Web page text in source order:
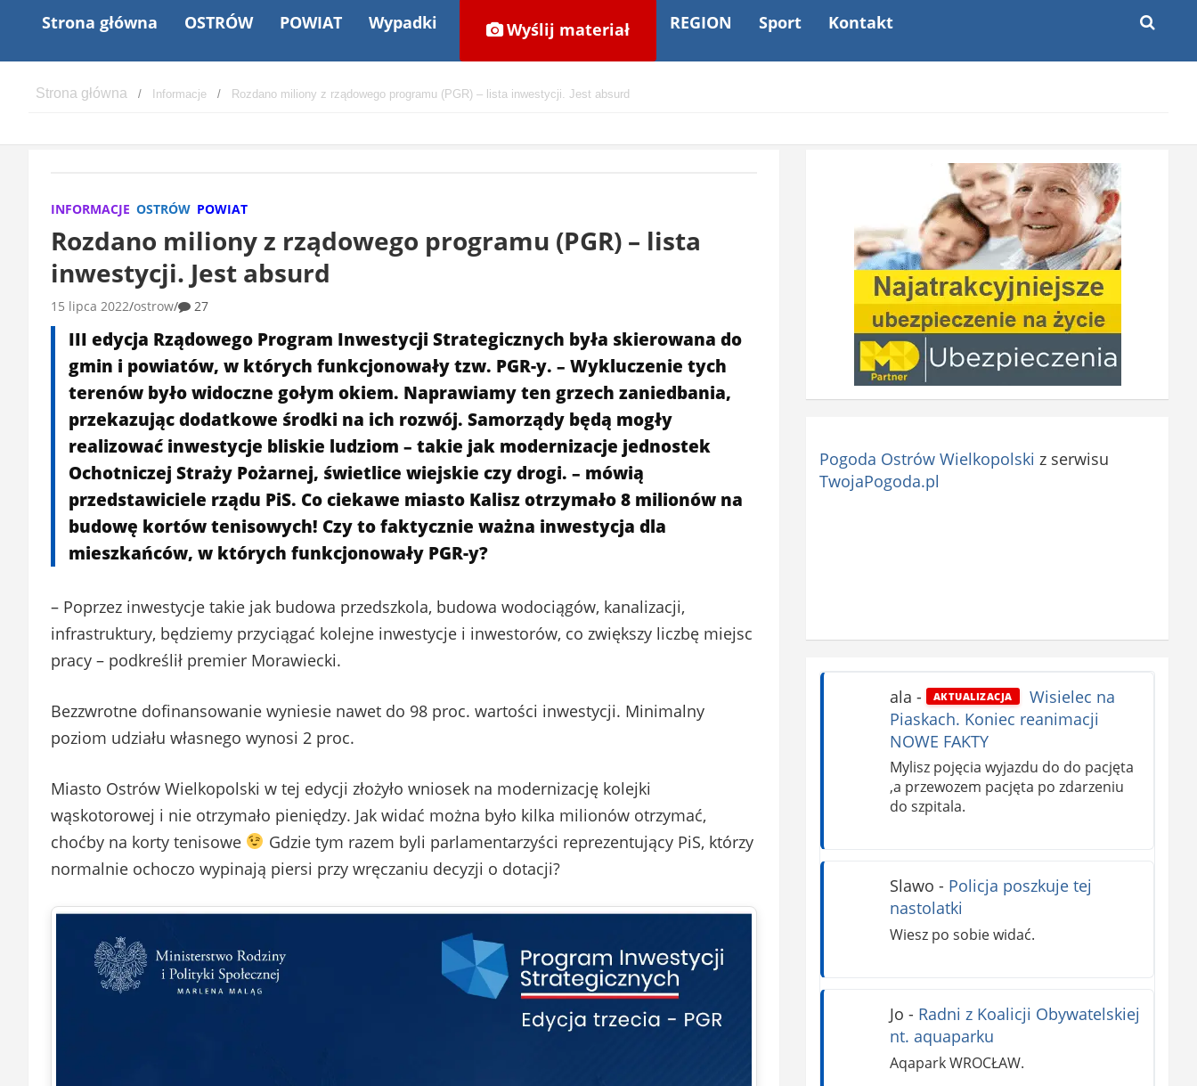
Strona główna OSTRÓW POWIAT Wypadki Wyślij materiał REGION Sport Kontakt
Informacje Rozdano miliony z rządowego programu (PGR) – lista inwestycji. Jest absurd
INFORMACJE OSTRÓW POWIAT
Rozdano miliony z rządowego programu (PGR) – lista
inwestycji. Jest absurd
15 lipca 2022 ostrow 27
III edycja Rządowego Program Inwestycji Strategicznych była skierowana do
gmin i powiatów, w których funkcjonowały tzw. PGR-y. – Wykluczenie tych
terenów było widoczne gołym okiem. Naprawiamy ten grzech zaniedbania,
przekazując dodatkowe środki na ich rozwój. Samorządy będą mogły
realizować inwestycje bliskie ludziom – takie jak modernizacje jednostek
Ochotniczej Straży Pożarnej, świetlice wiejskie czy drogi. – mówią
przedstawiciele rządu PiS. Co ciekawe miasto Kalisz otrzymało 8 milionów na
budowę kortów tenisowych! Czy to faktycznie ważna inwestycja dla
mieszkańców, w których funkcjonowały PGR-y?
– Poprzez inwestycje takie jak budowa przedszkola, budowa wodociągów, kanalizacji,
infrastruktury, będziemy przyciągać kolejne inwestycje i inwestorów, co zwiększy liczbę miejsc
pracy – podkreślił premier Morawiecki.
Bezzwrotne dofinansowanie wyniesie nawet do 98 proc. wartości inwestycji. Minimalny
poziom udziału własnego wynosi 2 proc.
Miasto Ostrów Wielkopolski w tej edycji złożyło wniosek na modernizację kolejki
wąskotorowej i nie otrzymało pieniędzy. Jak widać można było kilka milionów otrzymać,
choćby na korty tenisowe
Gdzie tym razem byli parlamentarzyści reprezentujący PiS, którzy
normalnie ochoczo wypinają piersi przy wręczaniu decyzji o dotacji?
Pogoda Ostrów Wielkopolski z serwisu
TwojaPogoda.pl
ala - AKTUALIZACJA
Wisielec na
Piaskach. Koniec reanimacji
NOWE FAKTY
Mylisz pojęcia wyjazdu do do pacjęta
,a przewozem pacjęta po zdarzeniu
do szpitala.
Slawo - Policja poszkuje tej
nastolatki
Wiesz po sobie widać.
Jo - Radni z Koalicji Obywatelskiej
nt. aquaparku
Aqapark WROCŁAW.